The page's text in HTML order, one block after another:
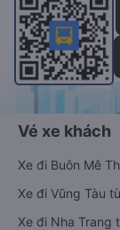
Vé xe khách
Xe đi Buôn Mê
Xe đi Vũng Tàu
Xe đi Nha Trang